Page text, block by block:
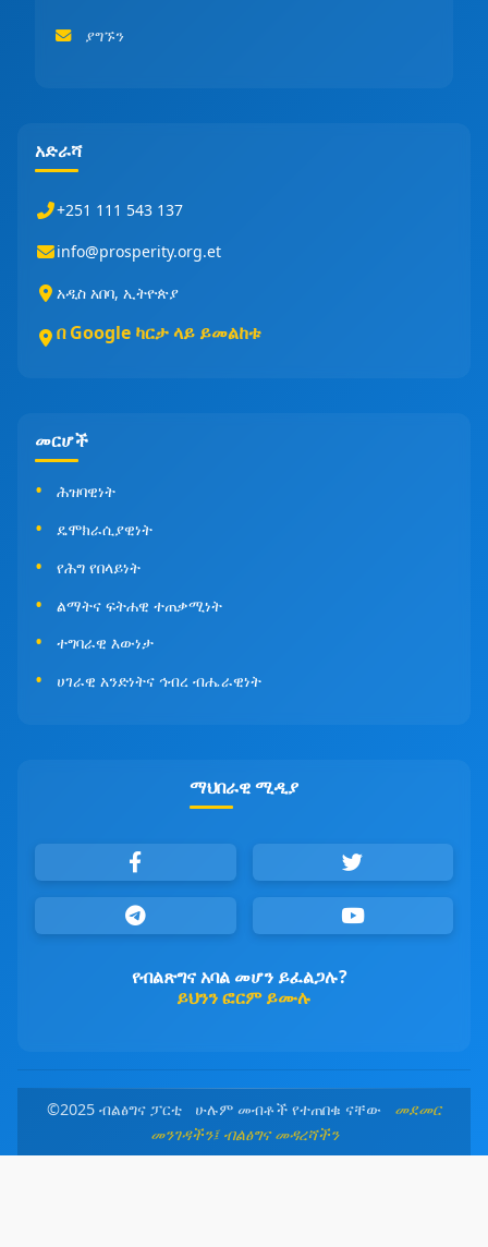
ያግኙን
አድራሻ
+251 111 543 137
info@prosperity.org.et
አዲስ አበባ, ኢትዮጵያ
በ Google ካርታ ላይ ይመልከቱ
መርሆች
ሕዝባዊነት
ዴሞክራሲያዊነት
የሕግ የበላይነት
ልማትና ፍትሐዊ ተጠቃሚነት
ተግባራዊ እውነታ
ሀገራዊ አንድነትና ኅብረ ብሔራዊነት
ማህበራዊ ሚዲያ
የብልጽግና አባል መሆን ይፈልጋሉ?
ይህንን ፎርም ይሙሉ
©2025 ብልፅግና ፓርቲ ሁሉም መብቶች የተጠበቁ ናቸው መደመር
መንገዳችን፤ ብልፅግና መዳረሻችን